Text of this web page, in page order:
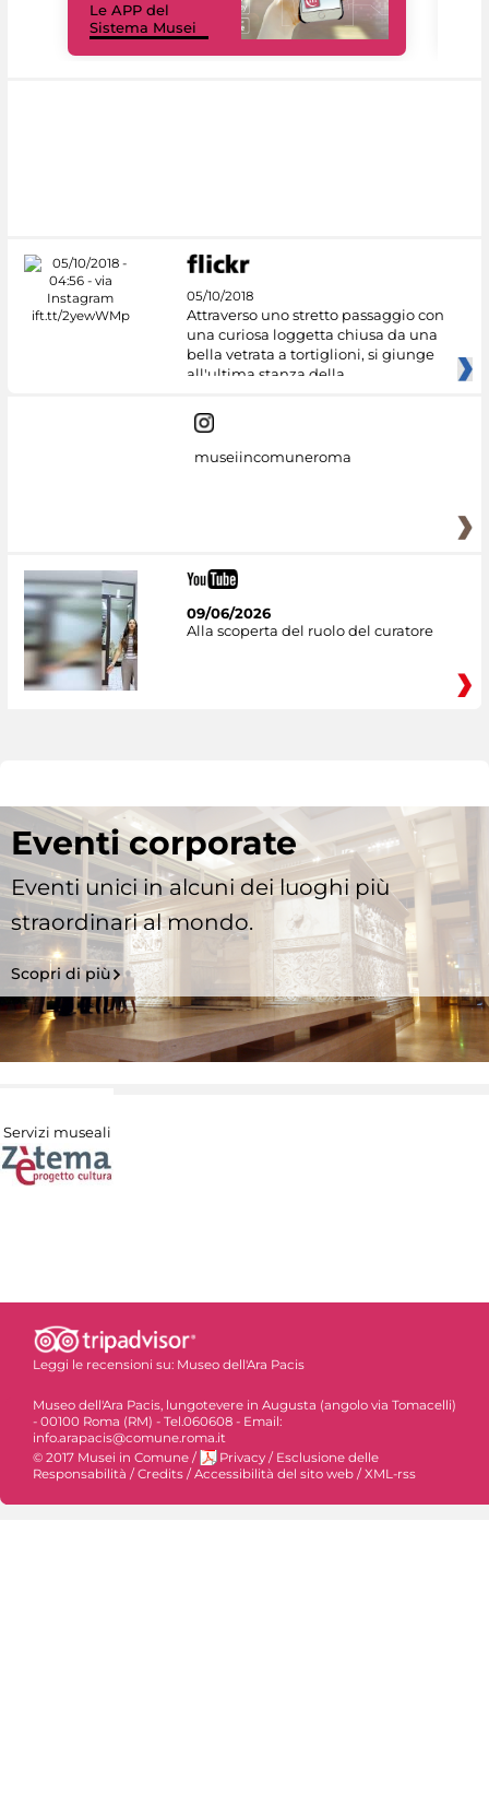
Le APP del
Sistema Musei
05/10/2018
Attraverso uno stretto passaggio con
una curiosa loggetta chiusa da una
bella vetrata a tortiglioni, si giunge
all'ultima stanza della
museiincomuneroma
09/06/2026
Alla scoperta del ruolo del curatore
Eventi corporate
Eventi unici in alcuni dei luoghi più
straordinari al mondo.
Scopri di più
Servizi museali
Leggi le recensioni su: Museo dell'Ara Pacis
Museo dell'Ara Pacis, lungotevere in Augusta (angolo via Tomacelli)
- 00100 Roma (RM) - Tel.060608 - Email:
info.arapacis@comune.roma.it
© 2017 Musei in Comune / Privacy / Esclusione delle
Responsabilità / Credits / Accessibilità del sito web / XML-rss